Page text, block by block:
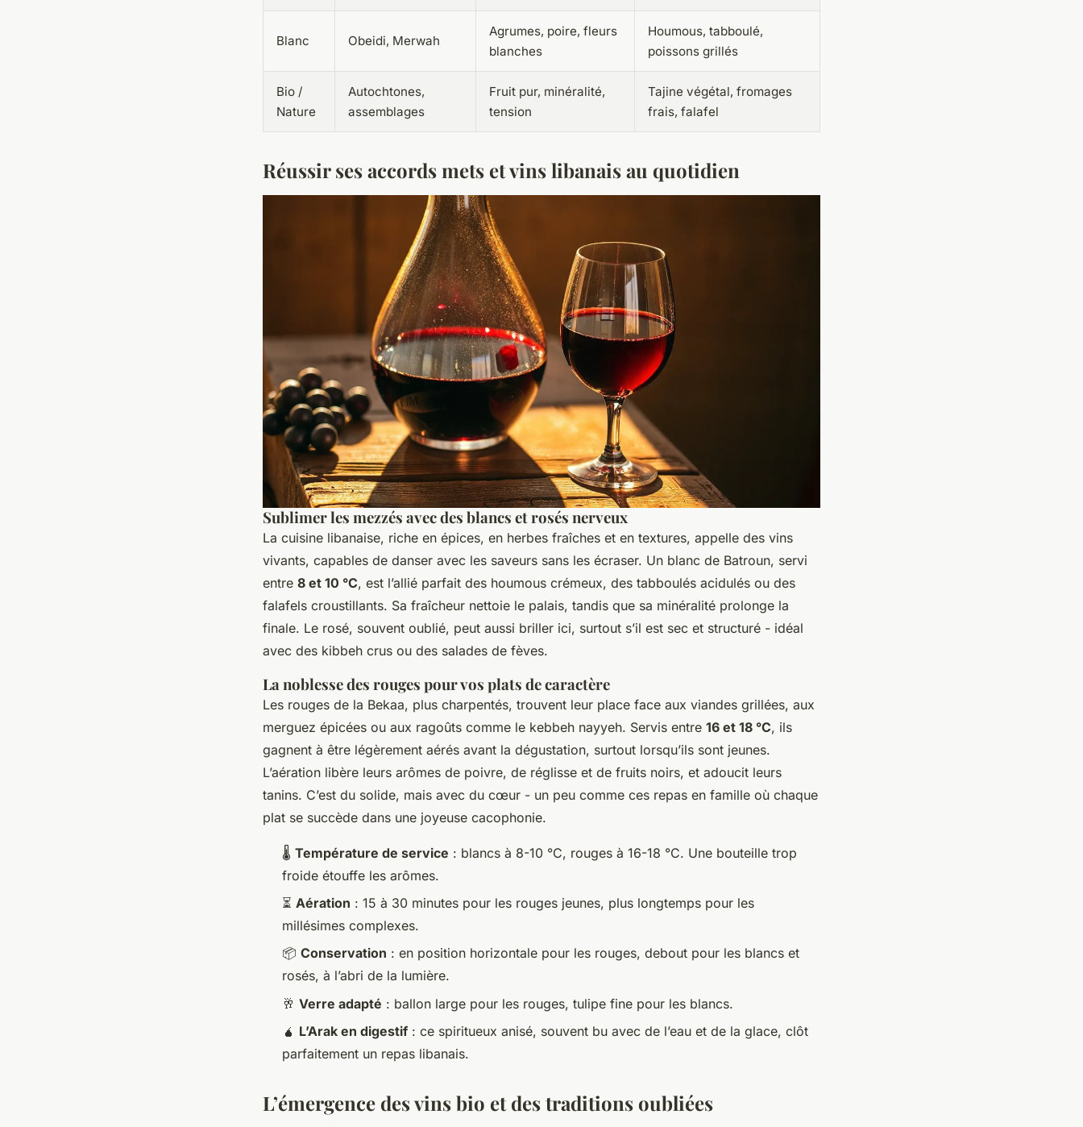
Blanc Obeidi, Merwah
Agrumes, poire, fleurs
blanches
Houmous, tabboulé,
poissons grillés
Bio /
Nature
Autochtones,
assemblages
Fruit pur, minéralité,
tension
Tajine végétal, fromages
frais, falafel
Réussir ses accords mets et vins libanais au quotidien
Sublimer les mezzés avec des blancs et rosés nerveux
La cuisine libanaise, riche en épices, en herbes fraîches et en textures, appelle des vins
vivants, capables de danser avec les saveurs sans les écraser. Un blanc de Batroun, servi
entre 8 et 10 °C, est l’allié parfait des houmous crémeux, des tabboulés acidulés ou des
falafels croustillants. Sa fraîcheur nettoie le palais, tandis que sa minéralité prolonge la
finale. Le rosé, souvent oublié, peut aussi briller ici, surtout s’il est sec et structuré - idéal
avec des kibbeh crus ou des salades de fèves.
La noblesse des rouges pour vos plats de caractère
Les rouges de la Bekaa, plus charpentés, trouvent leur place face aux viandes grillées, aux
merguez épicées ou aux ragoûts comme le kebbeh nayyeh. Servis entre 16 et 18 °C, ils
gagnent à être légèrement aérés avant la dégustation, surtout lorsqu’ils sont jeunes.
L’aération libère leurs arômes de poivre, de réglisse et de fruits noirs, et adoucit leurs
tanins. C’est du solide, mais avec du cœur - un peu comme ces repas en famille où chaque
plat se succède dans une joyeuse cacophonie.
🌡️ Température de service : blancs à 8-10 °C, rouges à 16-18 °C. Une bouteille trop
froide étouffe les arômes.
⏳ Aération : 15 à 30 minutes pour les rouges jeunes, plus longtemps pour les
millésimes complexes.
📦 Conservation : en position horizontale pour les rouges, debout pour les blancs et
rosés, à l’abri de la lumière.
🥂 Verre adapté : ballon large pour les rouges, tulipe fine pour les blancs.
🧉 L’Arak en digestif : ce spiritueux anisé, souvent bu avec de l’eau et de la glace, clôt
parfaitement un repas libanais.
L’émergence des vins bio et des traditions oubliées